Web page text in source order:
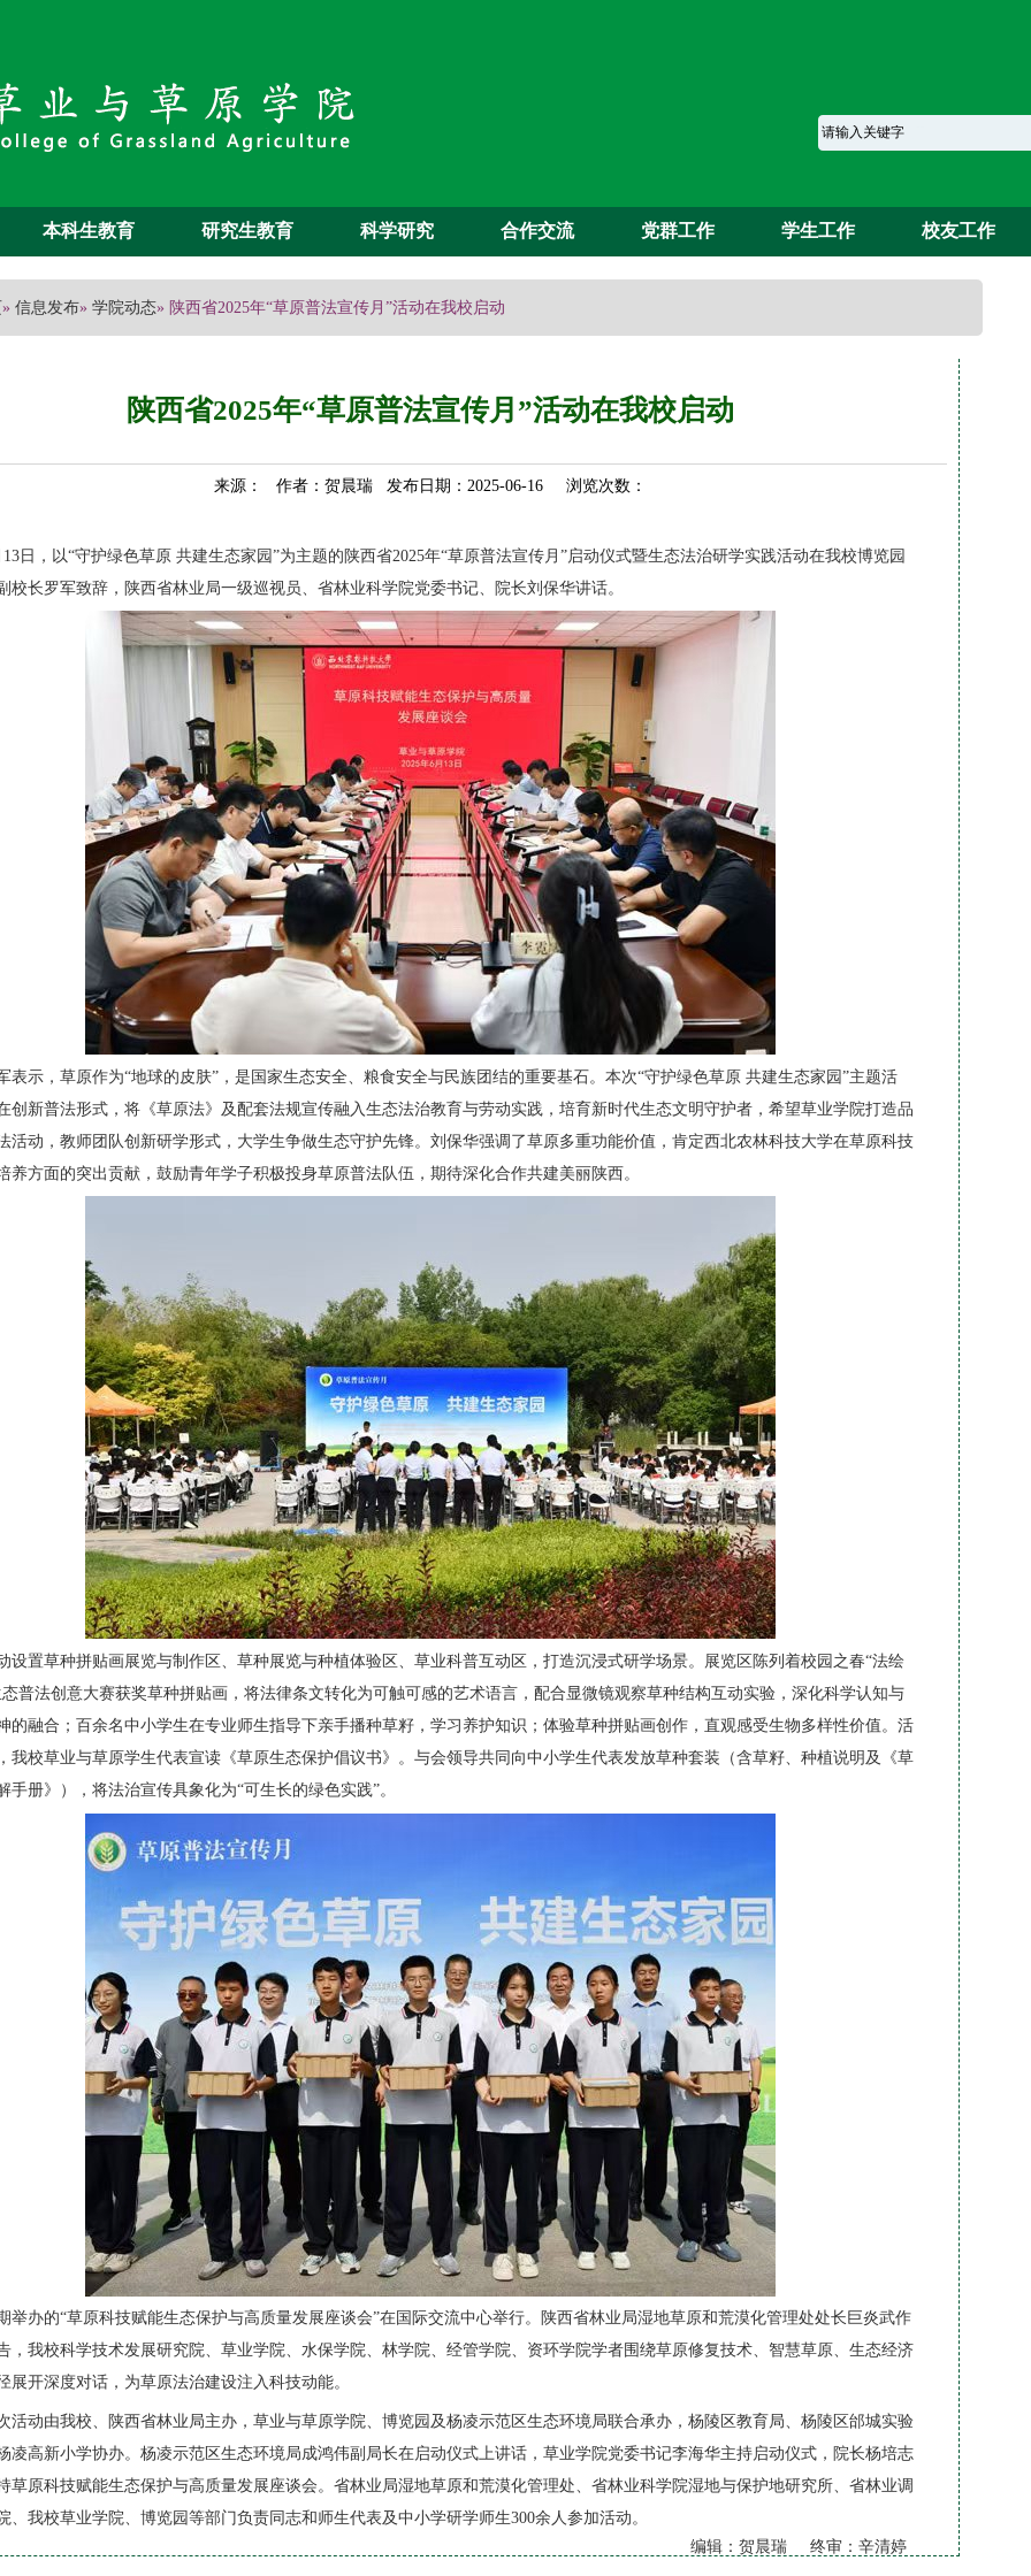
本科生教育 研究生教育 科学研究 合作交流 党群工作 学生工作 校友工作
» 信息发布» 学院动态» 陕西省2025年“草原普法宣传月”活动在我校启动
陕西省2025年“草原普法宣传月”活动在我校启动
来源： 作者：贺晨瑞 发布日期：2025-06-16 浏览次数：
13日，以“守护绿色草原 共建生态家园”为主题的陕西省2025年“草原普法宣传月”启动仪式暨生态法治研学实践活动在我校博览园
校长罗军致辞，陕西省林业局一级巡视员、省林业科学院党委书记、院长刘保华讲话。
表示，草原作为“地球的皮肤”，是国家生态安全、粮食安全与民族团结的重要基石。本次“守护绿色草原 共建生态家园”主题活
创新普法形式，将《草原法》及配套法规宣传融入生态法治教育与劳动实践，培育新时代生态文明守护者，希望草业学院打造品
活动，教师团队创新研学形式，大学生争做生态守护先锋。刘保华强调了草原多重功能价值，肯定西北农林科技大学在草原科技
养方面的突出贡献，鼓励青年学子积极投身草原普法队伍，期待深化合作共建美丽陕西。
设置草种拼贴画展览与制作区、草种展览与种植体验区、草业科普互动区，打造沉浸式研学场景。展览区陈列着校园之春“法绘
态普法创意大赛获奖草种拼贴画，将法律条文转化为可触可感的艺术语言，配合显微镜观察草种结构互动实验，深化科学认知与
的融合；百余名中小学生在专业师生指导下亲手播种草籽，学习养护知识；体验草种拼贴画创作，直观感受生物多样性价值。活
我校草业与草原学生代表宣读《草原生态保护倡议书》。与会领导共同向中小学生代表发放草种套装（含草籽、种植说明及《草
手册》），将法治宣传具象化为“可生长的绿色实践”。
举办的“草原科技赋能生态保护与高质量发展座谈会”在国际交流中心举行。陕西省林业局湿地草原和荒漠化管理处处长巨炎武作
，我校科学技术发展研究院、草业学院、水保学院、林学院、经管学院、资环学院学者围绕草原修复技术、智慧草原、生态经济
展开深度对话，为草原法治建设注入科技动能。
活动由我校、陕西省林业局主办，草业与草原学院、博览园及杨凌示范区生态环境局联合承办，杨陵区教育局、杨陵区邰城实验
凌高新小学协办。杨凌示范区生态环境局成鸿伟副局长在启动仪式上讲话，草业学院党委书记李海华主持启动仪式，院长杨培志
草原科技赋能生态保护与高质量发展座谈会。省林业局湿地草原和荒漠化管理处、省林业科学院湿地与保护地研究所、省林业调
、我校草业学院、博览园等部门负责同志和师生代表及中小学研学师生300余人参加活动。
编辑：贺晨瑞 终审：辛清婷